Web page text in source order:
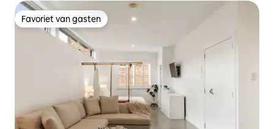
Favoriet van gasten
Favoriet van gasten